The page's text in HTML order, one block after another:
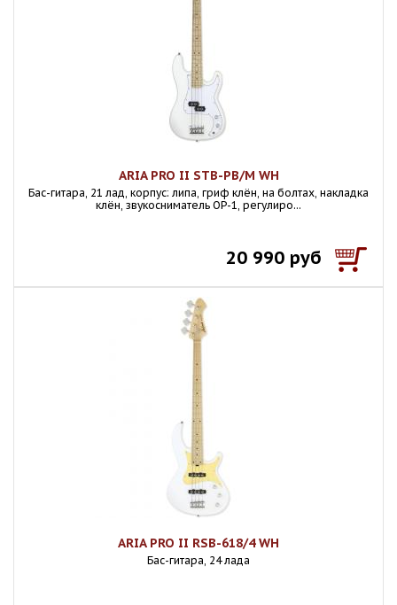
ARIA PRO II STB-PB/M WH
Бас-гитара, 21 лад, корпус: липа, гриф клён, на болтах, накладка
клён, звукосниматель OP-1, регулиро...
20 990 руб
ARIA PRO II RSB-618/4 WH
Бас-гитара, 24 лада